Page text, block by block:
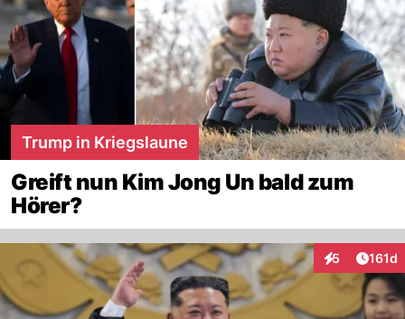
Trump in Kriegslaune
Greift nun Kim Jong Un bald zum
Hörer?
5
Interaktionen
161d